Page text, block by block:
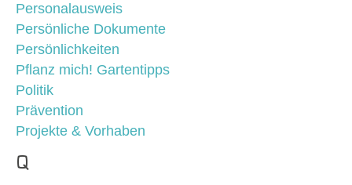
Personalausweis
Persönliche Dokumente
Persönlichkeiten
Pflanz mich! Gartentipps
Politik
Prävention
Projekte & Vorhaben
Q